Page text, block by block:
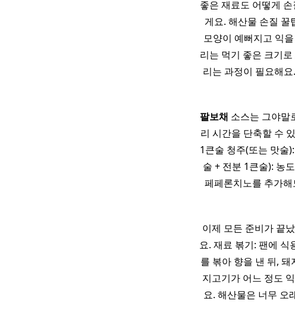
좋은 재료도 어떻게
게요. 해산물 손질 꿀
모양이 예뻐지고 익
리는 먹기 좋은 크기
리는 과정이 필요해
팔보채 소스는 그야말
리 시간을 단축할 수
1큰술 청주(또는 맛술
술 + 전분 1큰술): 농
페페론치노를 추가
이제 모든 준비가 끝
요. 재료 볶기: 팬에 식
를 볶아 향을 낸 뒤,
지고기가 어느 정도
요. 해산물은 너무 오